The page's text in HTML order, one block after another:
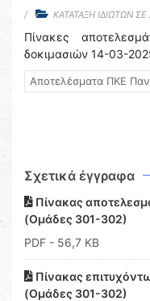
ΚΑΤΑΤΑΞΗ ΙΔΙΩΤΩΝ
Πίνακες
δοκιμασιών 14-03-
Αποτελέσματα ΠΚΕ
Σχετικά έγγραφα
Πίνακας
(Oμάδες 301-302)
PDF - 56,7 KB
Πίνακας
(Oμάδες 301-302)